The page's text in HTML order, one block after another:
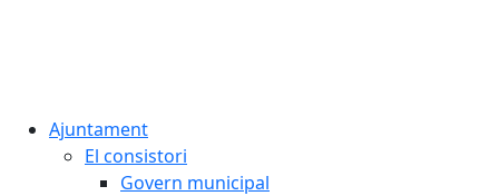
Ajuntament
El consistori
Govern municipal